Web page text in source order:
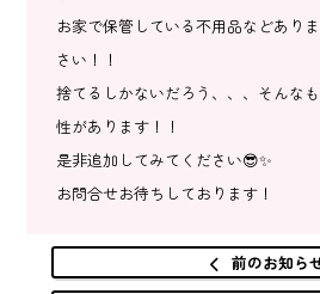
お家で保管している不用品などあり
さい！！
捨てるしかないだろう、、、そんな
性があります！！
是非追加してみてください😎✨
お問合せお待ちしております！
前のお知ら